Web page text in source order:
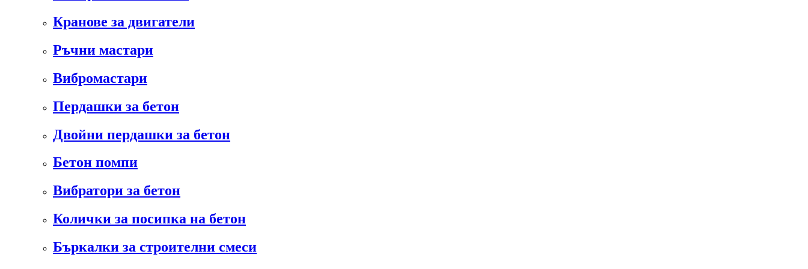
Кранове за двигатели
Ръчни мастари
Вибромастари
Пердашки за бетон
Двойни пердашки за бетон
Бетон помпи
Вибратори за бетон
Колички за посипка на бетон
Бъркалки за строителни смеси